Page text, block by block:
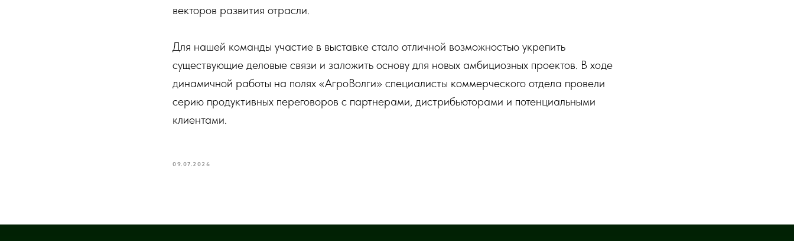
векторов развития отрасли.
Для нашей команды участие в выставке стало отличной возможностью укрепить
существующие деловые связи и заложить основу для новых амбициозных проектов. В ходе
динамичной работы на полях «АгроВолги» специалисты коммерческого отдела провели
серию продуктивных переговоров с партнерами, дистрибьюторами и потенциальными
клиентами.
09.07.2026